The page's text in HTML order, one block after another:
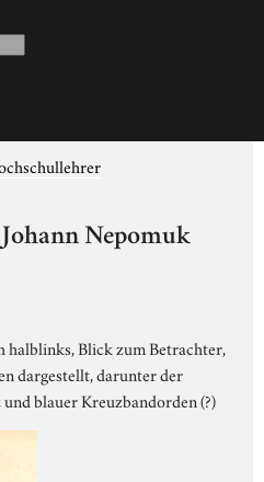
Nepomuk
halblinks, Blick zum Betrachter,
dargestellt, darunter der
blauer Kreuzbandorden (?)